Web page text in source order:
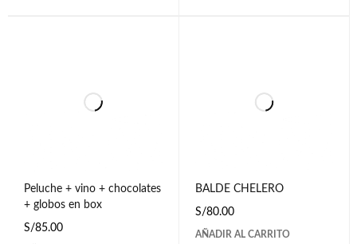
Peluche + vino + chocolates
+ globos en box
S/85.00
BALDE CHELERO
S/80.00
AÑADIR AL CARRITO